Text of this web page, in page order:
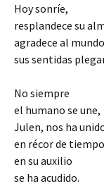
Hoy sonríe,
resplandece su
agradece al
sus sentidas
No siempre
el humano se une,
Julen, nos ha
en récor de
en su auxilio
se ha acudido.